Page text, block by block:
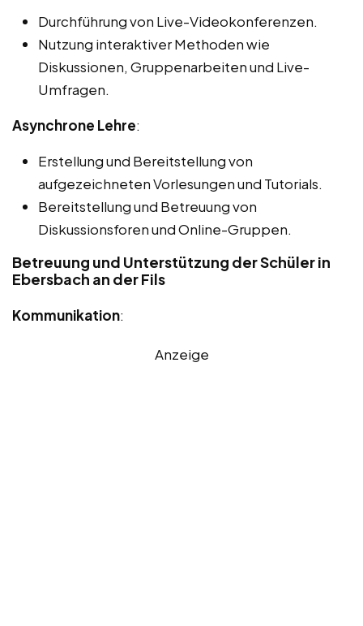
Durchführung von Live-Videokonferenzen.
Nutzung interaktiver Methoden wie
Diskussionen, Gruppenarbeiten und Live-
Umfragen.
Asynchrone Lehre:
Erstellung und Bereitstellung von
aufgezeichneten Vorlesungen und Tutorials.
Bereitstellung und Betreuung von
Diskussionsforen und Online-Gruppen.
Betreuung und Unterstützung der Schüler in
Ebersbach an der Fils
Kommunikation:
Anzeige